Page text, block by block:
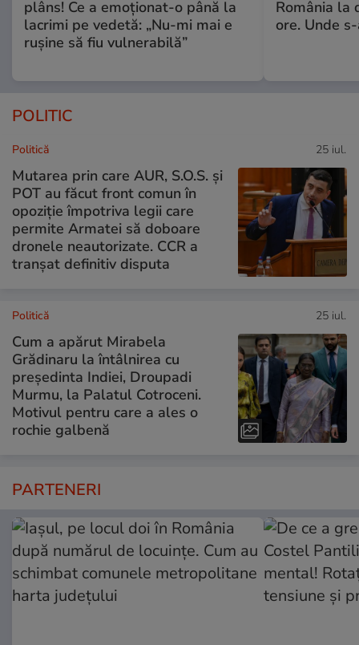
plâns! Ce a emoționat-o până la
lacrimi pe vedetă: „Nu-mi mai e
rușine să fiu vulnerabilă”
România la
ore. Unde
POLITIC
Politică 25 iul.
Mutarea prin care AUR, S.O.S. și
POT au făcut front comun în
opoziție împotriva legii care
permite Armatei să doboare
dronele neautorizate. CCR a
tranșat definitiv disputa
Politică 25 iul.
Cum a apărut Mirabela
Grădinaru la întâlnirea cu
președinta Indiei, Droupadi
Murmu, la Palatul Cotroceni.
Motivul pentru care a ales o
rochie galbenă
PARTENERI